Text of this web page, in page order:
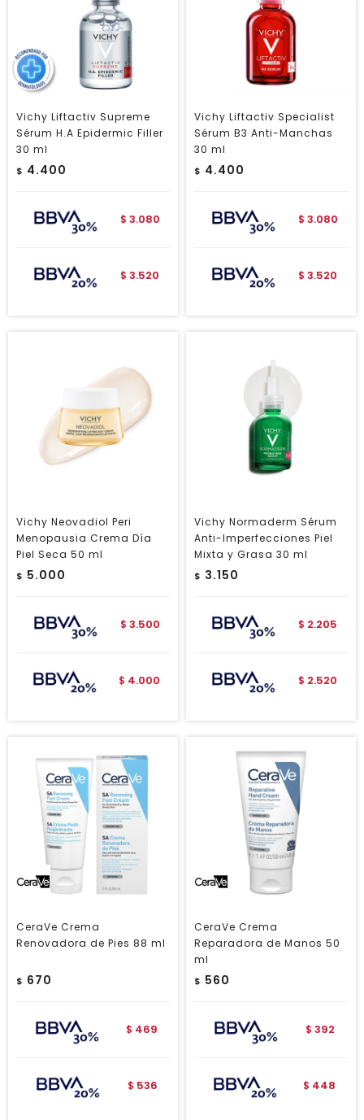
Vichy Liftactiv Supreme
Sérum H.A Epidermic Filler
30 ml
$ 4.400
$ 3.080
$ 3.520
Vichy Liftactiv Specialist
Sérum B3 Anti-Manchas
30 ml
$ 4.400
$ 3.080
$ 3.520
Vichy Neovadiol Peri
Menopausia Crema Día
Piel Seca 50 ml
$ 5.000
$ 3.500
$ 4.000
Vichy Normaderm Sérum
Anti-Imperfecciones Piel
Mixta y Grasa 30 ml
$ 3.150
$ 2.205
$ 2.520
CeraVe Crema
Renovadora de Pies 88 ml
$ 670
$ 469
$ 536
CeraVe Crema
Reparadora de Manos 50
ml
$ 560
$ 392
$ 448